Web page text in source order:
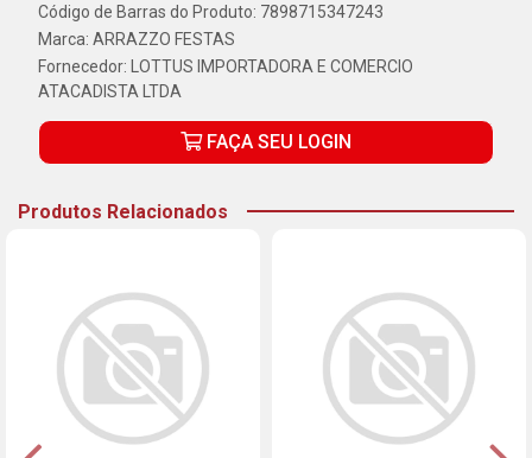
Código de Barras do Produto: 7898715347243
Marca: ARRAZZO FESTAS
Fornecedor:
LOTTUS IMPORTADORA E COMERCIO
ATACADISTA LTDA
FAÇA SEU LOGIN
Produtos Relacionados